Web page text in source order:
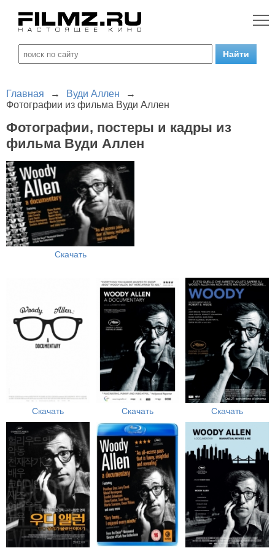
Главная → Вуди Аллен
→
Фотографии из фильма Вуди Аллен
Фотографии, постеры и кадры из
фильма Вуди Аллен
Скачать
Скачать Скачать Скачать